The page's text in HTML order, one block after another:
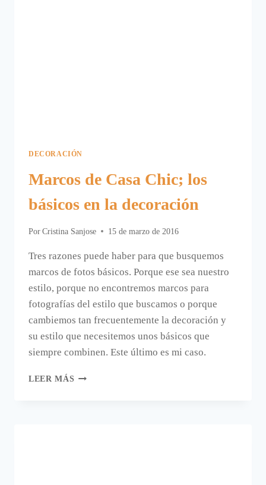
DECORACIÓN
Marcos de Casa Chic; los
básicos en la decoración
Por Cristina Sanjose 15 de marzo de 2016
Tres razones puede haber para que busquemos
marcos de fotos básicos. Porque ese sea nuestro
estilo, porque no encontremos marcos para
fotografías del estilo que buscamos o porque
cambiemos tan frecuentemente la decoración y
su estilo que necesitemos unos básicos que
siempre combinen. Este último es mi caso.
LEER MÁS MARCOS